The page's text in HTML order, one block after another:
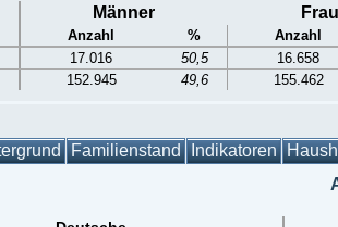
Männer
Anzahl % Anzahl
17.016 50,5 16.658
152.945 49,6 155.462
Familienstand Indikatoren